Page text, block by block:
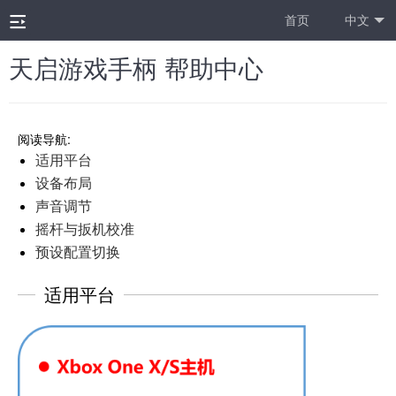
首页 中文
天启游戏手柄 帮助中心
阅读导航:
适用平台
设备布局
声音调节
摇杆与扳机校准
预设配置切换
适用平台